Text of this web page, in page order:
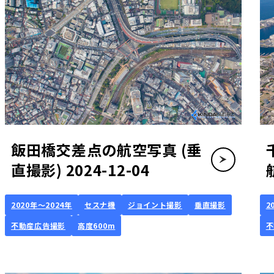
飯田橋交差点の航空写真 (垂
直撮影) 2024-12-04
2020年～2024年 セスナ機 ジョイント撮影
垂直撮影
不動産広告撮影
高度600m